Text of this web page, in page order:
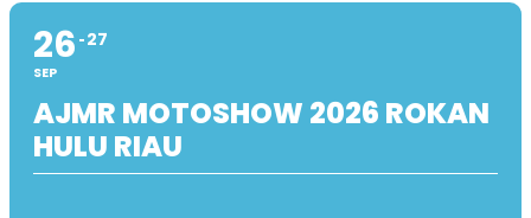
26
SEP
27
AJMR MOTOSHOW 2026 ROKAN
HULU RIAU